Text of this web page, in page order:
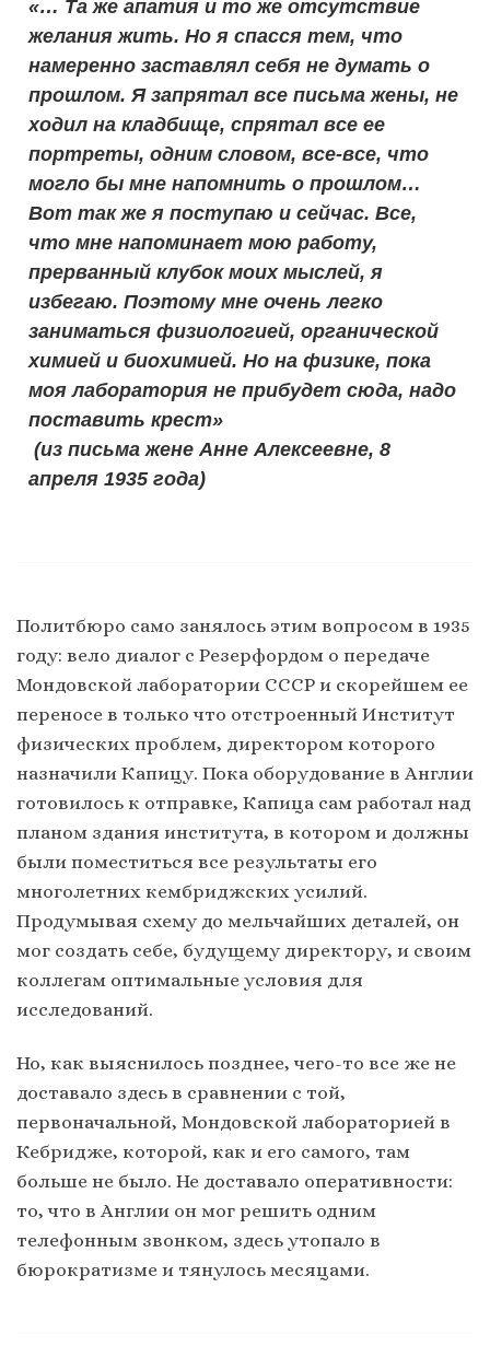
«… Та же апатия и то же отсутствие
желания жить. Но я спасся тем, что
намеренно заставлял себя не думать о
прошлом. Я запрятал все письма жены, не
ходил на кладбище, спрятал все ее
портреты, одним словом, все-все, что
могло бы мне напомнить о прошлом…
Вот так же я поступаю и сейчас. Все,
что мне напоминает мою работу,
прерванный клубок моих мыслей, я
избегаю. Поэтому мне очень легко
заниматься физиологией, органической
химией и биохимией. Но на физике, пока
моя лаборатория не прибудет сюда, надо
поставить крест»
(из письма жене Анне Алексеевне, 8
апреля 1935 года)
Политбюро само занялось этим вопросом в 1935
году: вело диалог с Резерфордом о передаче
Мондовской лаборатории СССР и скорейшем ее
переносе в только что отстроенный Институт
физических проблем, директором которого
назначили Капицу. Пока оборудование в Англии
готовилось к отправке, Капица сам работал над
планом здания института, в котором и должны
были поместиться все результаты его
многолетних кембриджских усилий.
Продумывая схему до мельчайших деталей, он
мог создать себе, будущему директору, и своим
коллегам оптимальные условия для
исследований.
Но, как выяснилось позднее, чего-то все же не
доставало здесь в сравнении с той,
первоначальной, Мондовской лабораторией в
Кебридже, которой, как и его самого, там
больше не было. Не доставало оперативности:
то, что в Англии он мог решить одним
телефонным звонком, здесь утопало в
бюрократизме и тянулось месяцами.